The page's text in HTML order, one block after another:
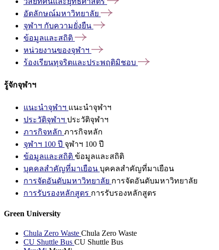
อัตลักษณ์มหาวิทยาลัย
จุฬาฯ กับความยั่งยืน
ข้อมูลและสถิติ
หน่วยงานของจุฬาฯ
ร้องเรียนทุจริตและประพฤติมิชอบ
รู้จักจุฬาฯ
แนะนำจุฬาฯ แนะนำจุฬาฯ
ประวัติจุฬาฯ ประวัติจุฬาฯ
ภารกิจหลัก ภารกิจหลัก
จุฬาฯ 100 ปี จุฬาฯ 100 ปี
ข้อมูลและสถิติ ข้อมูลและสถิติ
บุคคลสำคัญที่มาเยือน บุคคลสำคัญที่มาเยือน
การจัดอันดับมหาวิทยาลัย การจัดอันดับมหาวิทยาลัย
การรับรองหลักสูตร การรับรองหลักสูตร
Green University
Chula Zero Waste Chula Zero Waste
CU Shuttle Bus CU Shuttle Bus